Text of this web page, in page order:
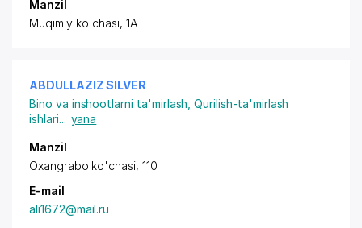
Manzil
Muqimiy ko'chasi, 1A
ABDULLAZIZ SILVER
Bino va inshootlarni ta'mirlash ,Qurilish-ta'mirlash
ishlari... yana
Manzil
Oxangrabo ko'chasi, 110
E-mail
ali1672@mail.ru